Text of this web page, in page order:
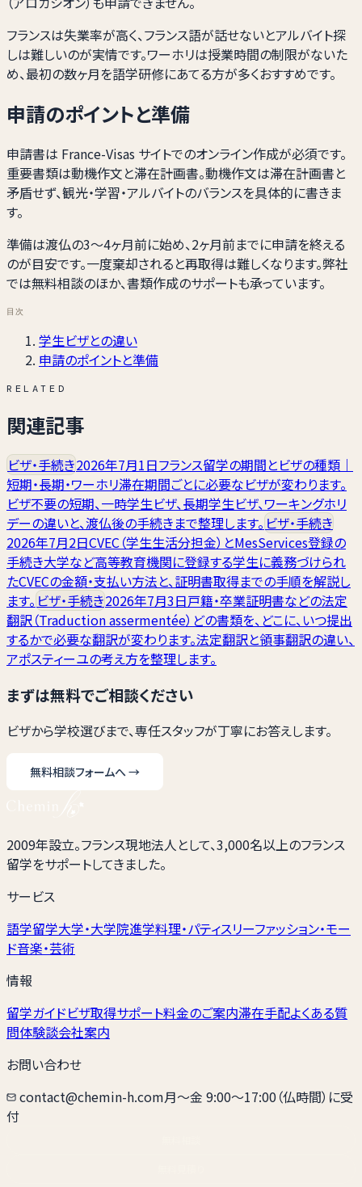
フランスは失業率が高く、フランス語が話せないとアルバイト探
しは難しいのが実情です。ワーホリは授業時間の制限がないた
め、最初の数ヶ月を語学研修にあてる方が多くおすすめです。
申請のポイントと準備
申請書は France-Visas サイトでのオンライン作成が必須です。
重要書類は動機作文と滞在計画書。動機作文は滞在計画書と
矛盾せず、観光・学習・アルバイトのバランスを具体的に書きま
す。
準備は渡仏の3〜4ヶ月前に始め、2ヶ月前までに申請を終える
のが目安です。一度棄却されると再取得は難しくなります。弊社
では無料相談のほか、書類作成のサポートも承っています。
目次
学生ビザとの違い
申請のポイントと準備
RELATED
関連記事
ビザ・手続き2026年7月1日フランス留学の期間とビザの種類｜
短期・長期・ワーホリ滞在期間ごとに必要なビザが変わります。
ビザ不要の短期、一時学生ビザ、長期学生ビザ、ワーキングホリ
デーの違いと、渡仏後の手続きまで整理します。 ビザ・手続き
2026年7月2日CVEC（学生生活分担金）とMesServices登録の
手続き大学など高等教育機関に登録する学生に義務づけられ
たCVECの金額・支払い方法と、証明書取得までの手順を解説し
ます。 ビザ・手続き2026年7月3日戸籍・卒業証明書などの法定
翻訳（Traduction assermentée） どの書類を、どこに、いつ提出
するかで必要な翻訳が変わります。法定翻訳と領事翻訳の違い、
アポスティーユの考え方を整理します。
まずは無料でご相談ください
ビザから学校選びまで、専任スタッフが丁寧にお答えします。
無料相談フォームへ→
2009年設立。フランス現地法人として、3,000名以上のフランス
留学をサポートしてきました。
サービス
語学留学大学・大学院進学料理・パティスリーファッション・モー
ド音楽・芸術
情報
留学ガイドビザ取得サポート料金のご案内滞在手配よくある質
問体験談会社案内
お問い合わせ
contact@chemin-h.com月〜金 9:00〜17:00（仏時間）に受
付